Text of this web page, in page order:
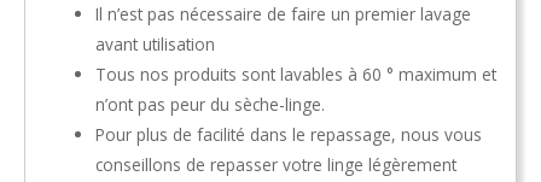
Il n’est pas nécessaire de faire un premier lavage
avant utilisation
Tous nos produits sont lavables à 60 ° maximum et
n’ont pas peur du sèche-linge.
Pour plus de facilité dans le repassage, nous vous
conseillons de repasser votre linge légèrement